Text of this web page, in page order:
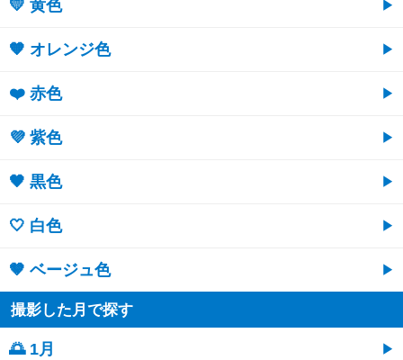
💛 黄色
🧡 オレンジ色
❤️ 赤色
💜 紫色
🖤 黒色
🤍 白色
🤎 ベージュ色
撮影した月で探す
🌅 1月